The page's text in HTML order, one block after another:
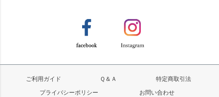
ご利用ガイド Ｑ＆Ａ
特定商取引法
プライバシーポリシー
お問い合わせ